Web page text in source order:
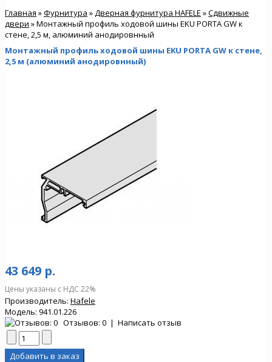
Главная »Фурнитура » Дверная фурнитура HAFELE »Сдвижные
двери » Монтажный профиль ходовой шины EKU PORTA GW к
стене, 2,5 м, алюминий анодировнный
Монтажный профиль ходовой шины EKU PORTA GW к стене,
2,5 м (алюминий анодировнный)
43 649 р.
Цены указаны с НДС 22%
Производитель: Hafele
Модель: 941.01.226
Отзывов: 0 | Написать отзыв